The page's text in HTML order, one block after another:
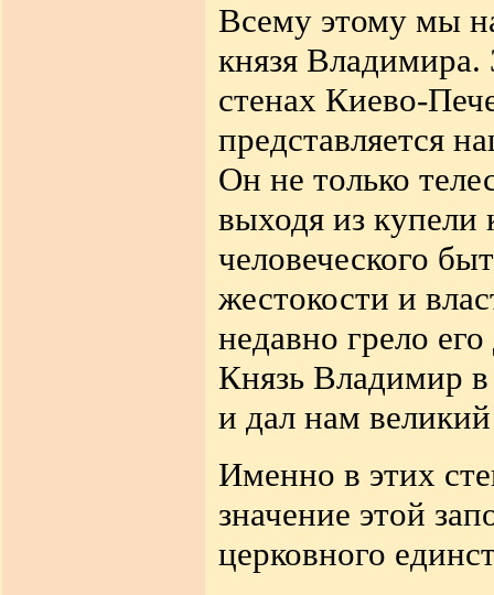
Всему этому мы
князя Владимира.
стенах Киево-
представляется
Он не только
выходя из
человеческого
жестокости и
недавно грело
Князь Владимир
и дал нам
Именно в этих
значение этой
церковного